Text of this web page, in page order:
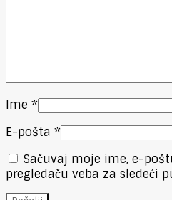
Ime *
E-pošta *
Sačuvaj moje ime, e-
pregledaču veba za sledeći